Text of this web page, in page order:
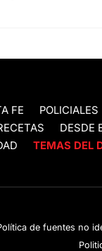
FE POLICIALES
DESDE
TEMAS DEL
de fuentes no